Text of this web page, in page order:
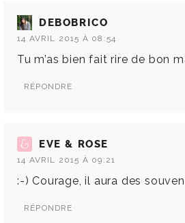
DEBOBRICO
14 AVRIL 2015 À 08:54
Tu m’as bien fait rire de bon
RÉPONDRE
EVE & ROSE
14 AVRIL 2015 À 09:21
:-) Courage, il aura des
RÉPONDRE